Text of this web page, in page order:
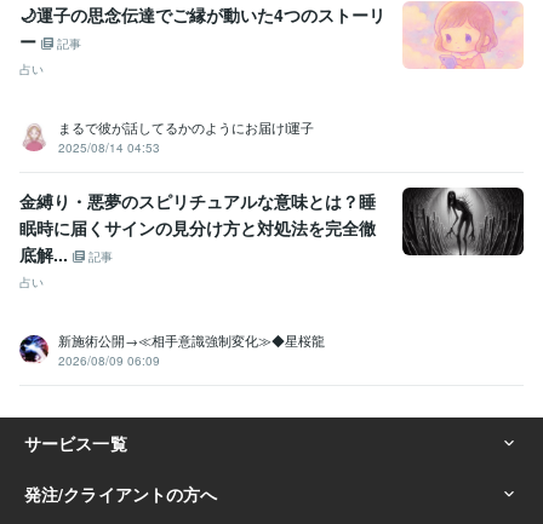
🌙運子の思念伝達でご縁が動いた4つのストーリ
ー
記事
占い
まるで彼が話してるかのようにお届けl運子
2025/08/14 04:53
金縛り・悪夢のスピリチュアルな意味とは？睡
眠時に届くサインの見分け方と対処法を完全徹
底解...
記事
占い
新施術公開→≪相手意識強制変化≫◆星桜龍
2026/08/09 06:09